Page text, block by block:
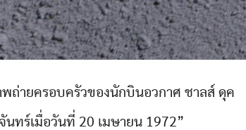
พถ่ายครอบครัวของนักบินอวกาศ ชาลส์ ดุค
นทร์เมื่อวันที่ 20 เมษายน 1972”